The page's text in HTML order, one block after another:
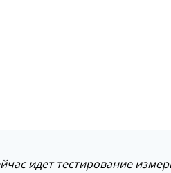
идет тестирование